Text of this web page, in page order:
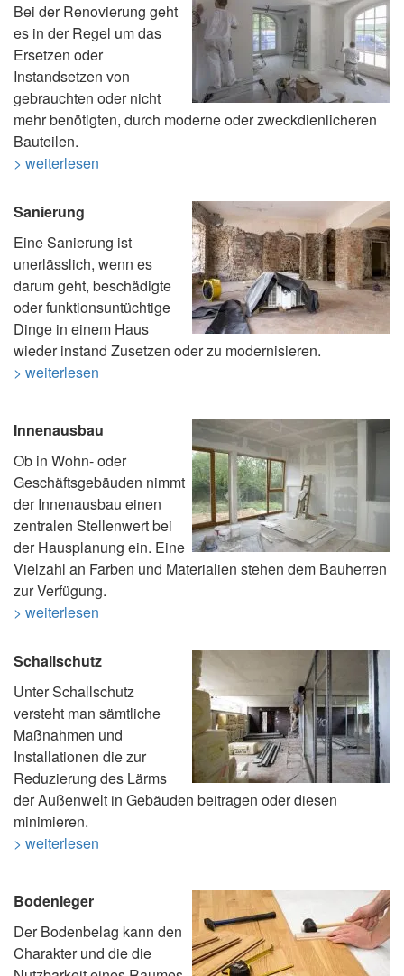
Bei der Renovierung geht
es in der Regel um das
Ersetzen oder
Instandsetzen von
gebrauchten oder nicht
mehr benötigten, durch moderne oder zweckdienlicheren
Bauteilen.
> weiterlesen
Sanierung
Eine Sanierung ist
unerlässlich, wenn es
darum geht, beschädigte
oder funktionsuntüchtige
Dinge in einem Haus
wieder instand Zusetzen oder zu modernisieren.
> weiterlesen
Innenausbau
Ob in Wohn- oder
Geschäftsgebäuden nimmt
der Innenausbau einen
zentralen Stellenwert bei
der Hausplanung ein. Eine
Vielzahl an Farben und Materialien stehen dem Bauherren
zur Verfügung.
> weiterlesen
Schallschutz
Unter Schallschutz
versteht man sämtliche
Maßnahmen und
Installationen die zur
Reduzierung des Lärms
der Außenwelt in Gebäuden beitragen oder diesen
minimieren.
> weiterlesen
Bodenleger
Der Bodenbelag kann den
Charakter und die die